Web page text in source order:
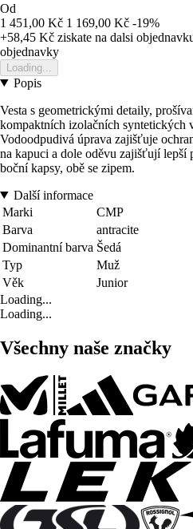
Od
1 451,00 Kč 1 169,00 Kč -19%
+58,45 Kč ziskate na dalsi
objednavky
Loading...
Popis
Vesta s geometrickými detaily,
kompaktních izolačních syntetických
Vodoodpudivá úprava zajišťuje
na kapuci a dole oděvu zajišťují lepší
boční kapsy, obě se zipem.
Další informace
Marki
CMP
Barva
antracite
Dominantní barva Šedá
Typ
Muž
Věk
Junior
Loading...
Loading...
Všechny naše značky